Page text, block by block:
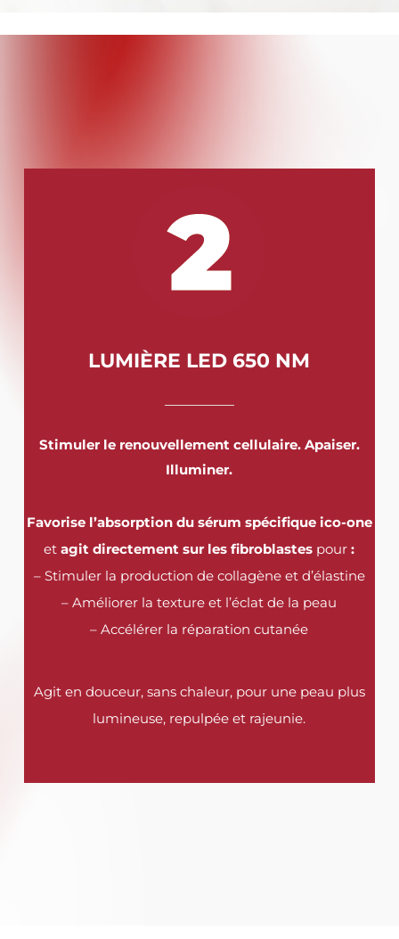
LUMIÈRE LED 650 NM
Stimuler le renouvellement cellulaire. Apaiser.
Illuminer.
Favorise l’absorption du sérum spécifique ico-one
etagit directement sur les fibroblastes pour:
– Stimuler la production de collagène et d’élastine
– Améliorer la texture et l’éclat de la peau
– Accélérer la réparation cutanée
Agit en douceur, sans chaleur, pour une peau plus
lumineuse, repulpée et rajeunie.